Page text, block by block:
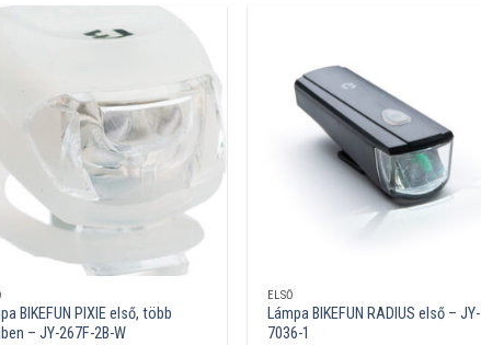
BIKEFUN PIXIE első, több
– JY-267F-2B-W
ELSŐ
Lámpa BIKEFUN RADIUS első – JY-
7036-1